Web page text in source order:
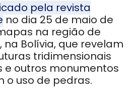
pela revista
no dia 25 de maio de
na região de
na Bolívia, que revelam
tridimensionais
e outros monumentos
o uso de pedras.